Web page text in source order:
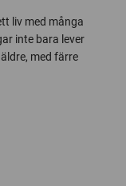
liv med många
inte bara lever
med färre